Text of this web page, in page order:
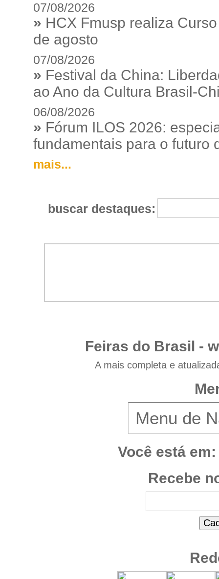
07/08/2026
» HCX Fmusp realiza
de agosto
07/08/2026
» Festival da China:
ao Ano da Cultura Brasil-
06/08/2026
» Fórum ILOS 2026:
fundamentais para o futuro
mais...
buscar destaques:
Feiras do Brasil -
A mais completa e
Você está em:
Recebe